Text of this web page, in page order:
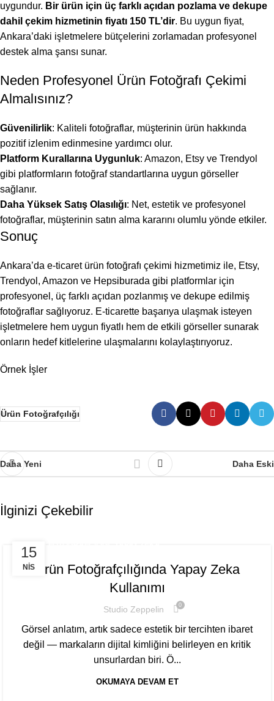
uygundur. Bir ürün için üç farklı açıdan pozlama ve dekupe
dahil çekim hizmetinin fiyatı 150 TL’dir. Bu uygun fiyat,
Ankara’daki işletmelere bütçelerini zorlamadan profesyonel
destek alma şansı sunar.
Neden Profesyonel Ürün Fotoğrafı Çekimi
Almalısınız?
Güvenilirlik: Kaliteli fotoğraflar, müşterinin ürün hakkında
pozitif izlenim edinmesine yardımcı olur.
Platform Kurallarına Uygunluk: Amazon, Etsy ve Trendyol
gibi platformların fotoğraf standartlarına uygun görseller
sağlanır.
Daha Yüksek Satış Olasılığı: Net, estetik ve profesyonel
fotoğraflar, müşterinin satın alma kararını olumlu yönde etkiler.
Sonuç
Ankara’da e-ticaret ürün fotoğrafı çekimi hizmetimiz ile, Etsy,
Trendyol, Amazon ve Hepsiburada gibi platformlar için
profesyonel, üç farklı açıdan pozlanmış ve dekupe edilmiş
fotoğraflar sağlıyoruz. E-ticarette başarıya ulaşmak isteyen
işletmelere hem uygun fiyatlı hem de etkili görseller sunarak
onların hedef kitlelerine ulaşmalarını kolaylaştırıyoruz.
Örnek İşler
Ürün Fotoğrafçılığı
Daha Yeni Daha Eski
İlginizi Çekebilir
15
NISÜrün Fotoğrafçılığında Yapay Zeka
Kullanımı
Studio Zeppelin 0
Görsel anlatım, artık sadece estetik bir tercihten ibaret
değil — markaların dijital kimliğini belirleyen en kritik
unsurlardan biri. Ö...
OKUMAYA DEVAM ET